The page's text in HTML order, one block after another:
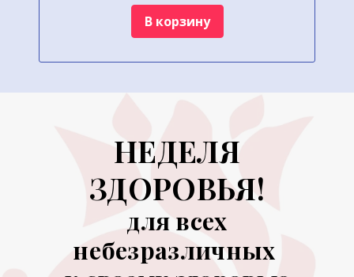
В корзину
НЕДЕЛЯ
ЗДОРОВЬЯ!
для всех
небезразличных